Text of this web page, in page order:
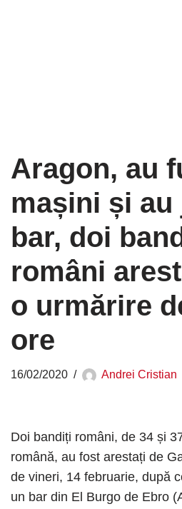
Aragon, au
mașini și au
bar, doi
români
o urmărire
ore
16/02/2020 Andrei Cristian
Doi bandiți români, de 34 și
română, au fost arestați de
de vineri, 14 februarie, după
un bar din El Burgo de Ebro